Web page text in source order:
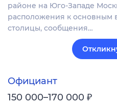
районе на Юго-Западе
расположения к основным
столицы, сообщения…
Официант
150 000–170 000 ₽